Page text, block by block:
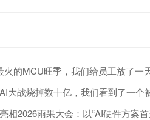
火的MCU旺季，我们给员工放了一